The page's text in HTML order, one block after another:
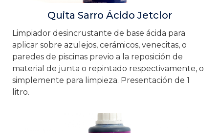
Quita Sarro Ácido Jetclor
Limpiador desincrustante de base ácida para
aplicar sobre azulejos, cerámicos, venecitas, o
paredes de piscinas previo a la reposición de
material de junta o repintado respectivamente, o
simplemente para limpieza. Presentación de 1
litro.